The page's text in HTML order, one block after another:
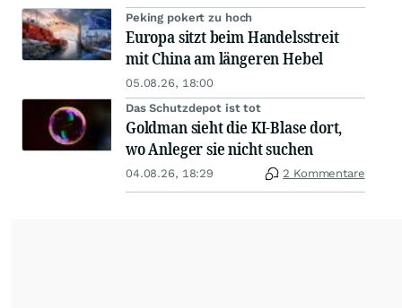
Peking pokert zu hoch
Europa sitzt beim Handelsstreit
mit China am längeren Hebel
05.08.26, 18:00
Das Schutzdepot ist tot
Goldman sieht die KI-Blase dort,
wo Anleger sie nicht suchen
04.08.26, 18:29 2 Kommentare